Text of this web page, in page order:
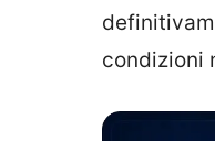
condizioni